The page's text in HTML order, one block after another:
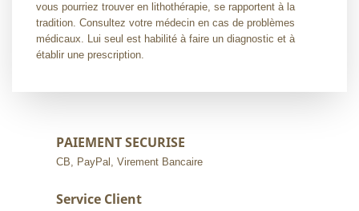
vous pourriez trouver en lithothérapie, se rapportent à la
tradition. Consultez votre médecin en cas de problèmes
médicaux. Lui seul est habilité à faire un diagnostic et à
établir une prescription.
PAIEMENT SECURISE
CB, PayPal, Virement Bancaire
Service Client